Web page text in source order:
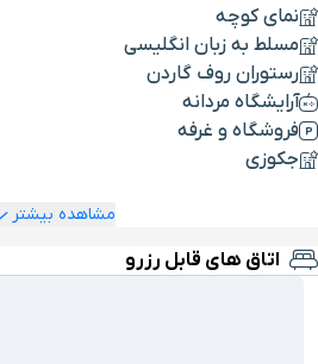
نمای کوچه
مسلط به زبان انگلیسی
رستوران روف گاردن
آرایشگاه مردانه
فروشگاه و غرفه
جکوزی
مشاهده بیشتر
اتاق های قابل رزرو